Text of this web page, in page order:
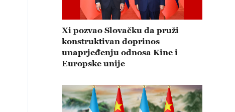
Xi pozvao Slovačku da pruži
konstruktivan doprinos
unaprjeđenju odnosa Kine i
Europske unije